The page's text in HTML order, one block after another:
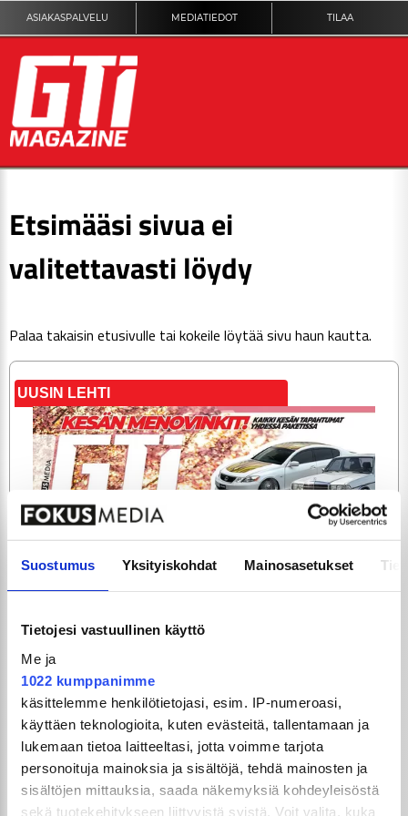
Suostumus Yksityiskohdat Mainosasetukset
Tietojesi vastuullinen käyttö
Me ja
1022 kumppanimme
käsittelemme henkilötietojasi, esim. IP-numeroasi,
käyttäen teknologioita, kuten evästeitä, tallentamaan ja
lukemaan tietoa laitteeltasi, jotta voimme tarjota
personoituja mainoksia ja sisältöjä, tehdä mainosten ja
sisältöjen mittauksia, saada näkemyksiä kohdeyleisöstä
sekä tuotekehitykseen liittyvistä syistä. Voit valita, kuka
ASIAKASPALVELU MEDIATIEDOT TILAA
KILPAILUT
TEKNIIKKA
ARTIKKELIT
TILAA
Etsimääsi sivua ei
valitettavasti löydy
Palaa takaisin etusivulle tai kokeile löytää sivu haun kautta.
UUSIN LEHTI
GTi-Magazinen numero 5 / 2026 julkaistaan
3.6.2026!
UUSIMMAT